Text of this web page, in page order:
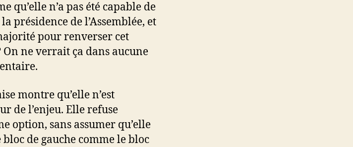
qu’elle n’a pas été capable de
présidence de l’Assemblée, et
pour renverser cet
ne verrait ça dans aucune
montre qu’elle n’est
de l’enjeu. Elle refuse
option, sans assumer qu’elle
de gauche comme le bloc